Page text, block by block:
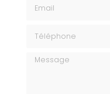
Message